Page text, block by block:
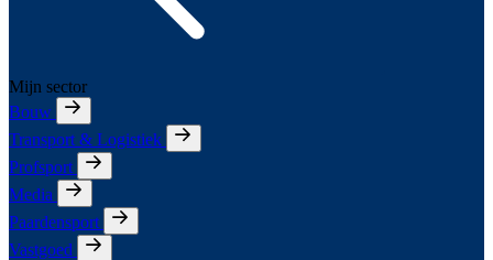
Mijn sector
Bouw
Transport & Logistiek
Profsport
Media
Paardensport
Vastgoed